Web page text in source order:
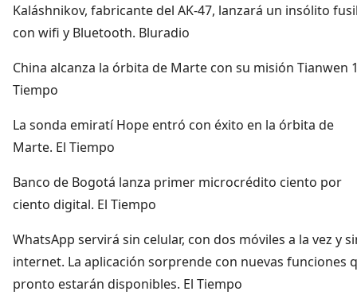
Kaláshnikov, fabricante del AK-47, lanzará un insólito
con wifi y Bluetooth. Bluradio
China alcanza la órbita de Marte con su misión Tianwen
Tiempo
La sonda emiratí Hope entró con éxito en la órbita de
Marte. El Tiempo
Banco de Bogotá lanza primer microcrédito ciento por
ciento digital. El Tiempo
WhatsApp servirá sin celular, con dos móviles a la vez y
internet. La aplicación sorprende con nuevas funciones
pronto estarán disponibles. El Tiempo